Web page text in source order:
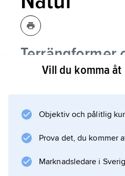
Terrängformer
berggrund
Växtliv
Djurliv
Vill du komma
Objektiv och pålitlig
Prova det, du kommer
Marknadsledare i